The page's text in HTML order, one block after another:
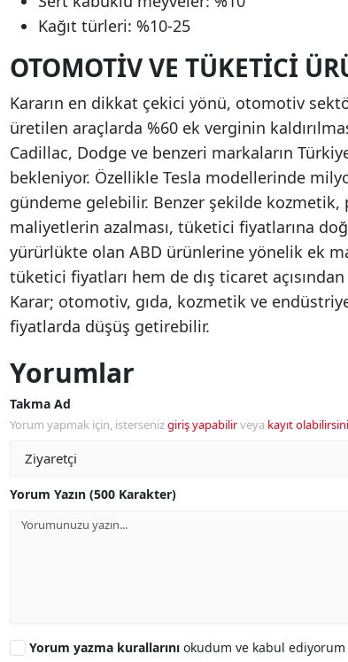
Kağıt türleri: %10-25
OTOMOTIV VE TÜKETICI
Kararın en dikkat çekici yönü, otomotiv
üretilen araçlarda %60 ek verginin
Cadillac, Dodge ve benzeri markaların
bekleniyor. Özellikle Tesla modellerinde
gündeme gelebilir. Benzer şekilde
maliyetlerin azalması, tüketici fiyatlarına
yürürlükte olan ABD ürünlerine yönelik ek
tüketici fiyatları hem de dış ticaret
Karar; otomotiv, gıda, kozmetik ve
fiyatlarda düşüş getirebilir.
Yorumlar
Takma Ad
Yorum yapmak için, istersenizgiriş yapabilirveya kayıt
Yorum Yazın (500 Karakter)
Yorum yazma kurallarını okudum ve kabul ediyorum